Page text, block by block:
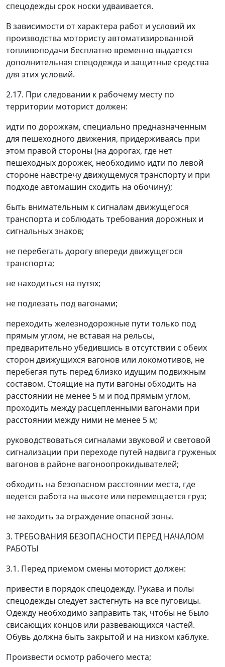
спецодежды срок носки удваивается.
В зависимости от характера работ и условий их
производства мотористу автоматизированной
топливоподачи бесплатно временно выдается
дополнительная спецодежда и защитные средства
для этих условий.
2.17. При следовании к рабочему месту по
территории моторист должен:
идти по дорожкам, специально предназначенным
для пешеходного движения, придерживаясь при
этом правой стороны (на дорогах, где нет
пешеходных дорожек, необходимо идти по левой
стороне навстречу движущемуся транспорту и при
подходе автомашин сходить на обочину);
быть внимательным к сигналам движущегося
транспорта и соблюдать требования дорожных и
сигнальных знаков;
не перебегать дорогу впереди движущегося
транспорта;
не находиться на путях;
не подлезать под вагонами;
переходить железнодорожные пути только под
прямым углом, не вставая на рельсы,
предварительно убедившись в отсутствии с обеих
сторон движущихся вагонов или локомотивов, не
перебегая путь перед близко идущим подвижным
составом. Стоящие на пути вагоны обходить на
расстоянии не менее 5 м и под прямым углом,
проходить между расцепленными вагонами при
расстоянии между ними не менее 5 м;
руководствоваться сигналами звуковой и световой
сигнализации при переходе путей надвига груженых
вагонов в районе вагоноопрокидывателей;
обходить на безопасном расстоянии места, где
ведется работа на высоте или перемещается груз;
не заходить за ограждение опасной зоны.
3. ТРЕБОВАНИЯ БЕЗОПАСНОСТИ ПЕРЕД НАЧАЛОМ
РАБОТЫ
3.1. Перед приемом смены моторист должен:
привести в порядок спецодежду. Рукава и полы
спецодежды следует застегнуть на все пуговицы.
Одежду необходимо заправить так, чтобы не было
свисающих концов или развевающихся частей.
Обувь должна быть закрытой и на низком каблуке.
Произвести осмотр рабочего места;